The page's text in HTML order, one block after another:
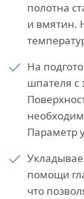
полотна
и вмятин.
На
шпателя с
Параметр
помощи
что